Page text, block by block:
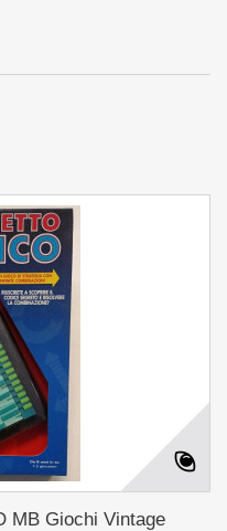
MB Giochi Vintage